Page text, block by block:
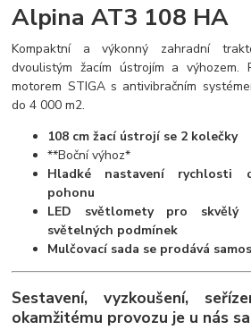
Alpina AT3 108 HA
Kompaktní a výkonný zahradní
dvoulistým žacím ústrojím a výhozem.
motorem STIGA s antivibračním
do 4 000 m2.
108 cm žací ústrojí se 2 kolečky
**Boční výhoz*
Hladké nastavení rychlosti
pohonu
LED světlomety pro skvělý
světelných podmínek
Mulčovací sada se prodává
Sestavení, vyzkoušení,
okamžitému provozu je u nás